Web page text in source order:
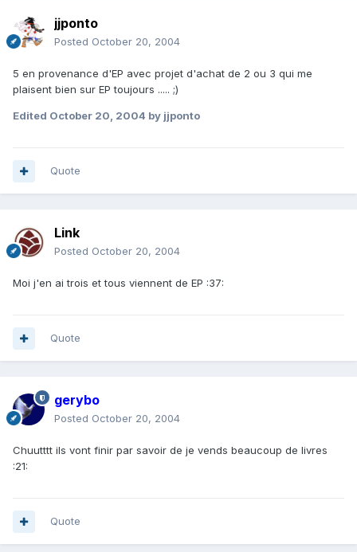
jjponto
Posted October 20, 2004
5 en provenance d'EP avec projet d'achat de 2 ou 3 qui me
plaisent bien sur EP toujours ..... ;)
Edited October 20, 2004 by jjponto
Quote
Link
Posted October 20, 2004
Moi j'en ai trois et tous viennent de EP :37:
Quote
gerybo
Posted October 20, 2004
Chuutttt ils vont finir par savoir de je vends beaucoup de livres
:21:
Quote